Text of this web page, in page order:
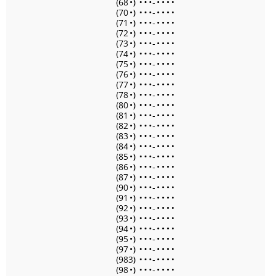
(70•) • • •- • • • •
(71 •) • • •- • • • •
(72•) • • •- • • • •
(73•) • • •- • • • •
(74•) • • •- • • • •
(75•) • • •- • • • •
(76•) • • •- • • • •
(77•) • • •- • • • •
(78•) • • •- • • • •
(80•) • • •- • • • •
(81 •) • • •- • • • •
(82•) • • •- • • • •
(83•) • • •- • • • •
(84•) • • •- • • • •
(85•) • • •- • • • •
(86•) • • •- • • • •
(87•) • • •- • • • •
(90•) • • •- • • • •
(91 •) • • •- • • • •
(92•) • • •- • • • •
(93•) • • •- • • • •
(94•) • • •- • • • •
(95•) • • •- • • • •
(97•) • • •- • • • •
(983) • • •- • • • •
(98•) • • •- • • • •